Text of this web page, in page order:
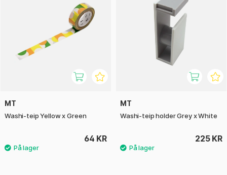
MT
Washi-teip Yellow x Green
64 KR
MT
Washi-teip holder Grey x White
225 KR